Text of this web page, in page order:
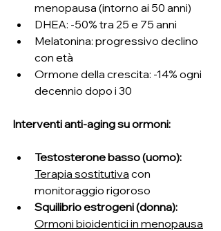
menopausa (intorno ai 50 anni)
DHEA: -50% tra 25 e 75 anni
Melatonina: progressivo declino
con età
Ormone della crescita: -14% ogni
decennio dopo i 30
Interventi anti-aging su ormoni:
Testosterone basso (uomo):
Terapia sostitutiva con
monitoraggio rigoroso
Squilibrio estrogeni (donna):
Ormoni bioidentici in menopausa